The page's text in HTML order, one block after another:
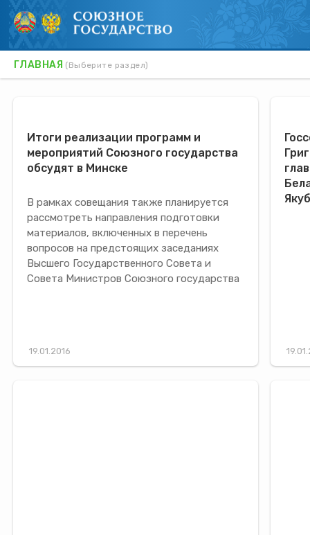
ГЛАВНАЯ (Выберите раздел)
СОТРУДНИЧЕСТВО
ПРОГРАММЫ
ПРИЕМ ГРАЖДАН
ПРАВОВЫЕ АКТЫ
ЖУРНАЛ СГ
РЕЕСТР ТОВАРОВ СГ
Итоги реализации программ и
мероприятий Союзного государства
обсудят в Минске
В рамках совещания также планируется
рассмотреть направления подготовки
материалов, включенных в перечень
вопросов на предстоящих заседаниях
Высшего Государственного Совета и
Совета Министров Союзного государства
19.01.2016